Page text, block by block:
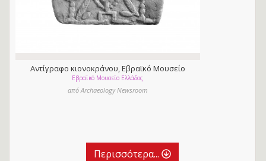
Αντίγραφο κιονοκράνου, Εβραϊκό Μουσείο
Ελλάδος
Εβραϊκό Μουσείο Ελλάδος
από Archaeology Newsroom
Περισσότερα...